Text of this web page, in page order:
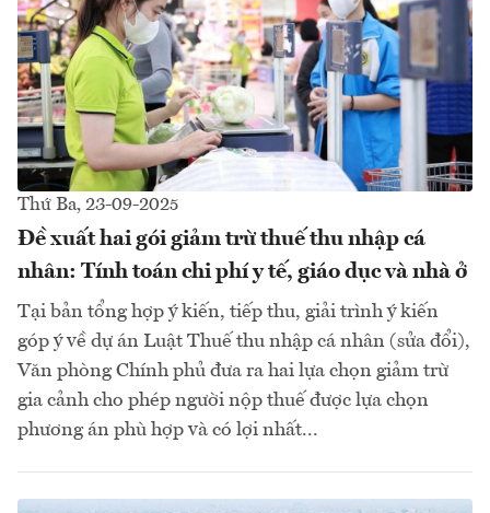
Thứ Ba, 23-09-2025
Đề xuất hai gói giảm trừ thuế thu nhập cá
nhân: Tính toán chi phí y tế, giáo dục và nhà ở
Tại bản tổng hợp ý kiến, tiếp thu, giải trình ý kiến
góp ý về dự án Luật Thuế thu nhập cá nhân (sửa đổi),
Văn phòng Chính phủ đưa ra hai lựa chọn giảm trừ
gia cảnh cho phép người nộp thuế được lựa chọn
phương án phù hợp và có lợi nhất...